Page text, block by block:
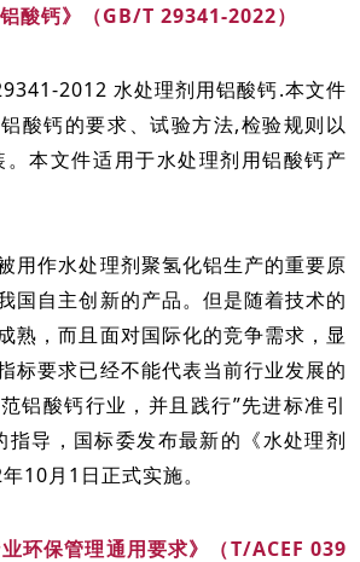
酸钙》（GB/T 29341-2022）
2012 水处理剂用铝酸钙.本文件
酸钙的要求、试验方法,检验规则以
本文件适用于水处理剂用铝酸钙产
用作水处理剂聚氢化铝生产的重要原
国自主创新的产品。但是随着技术的
熟，而且面对国际化的竞争需求，显
标要求已经不能代表当前行业发展的
铝酸钙行业，并且践行”先进标准引
导，国标委发布最新的《水处理剂
10月1日正式实施。
环保管理通用要求》（T/ACEF 039